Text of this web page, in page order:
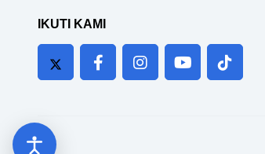
IKUTI KAMI